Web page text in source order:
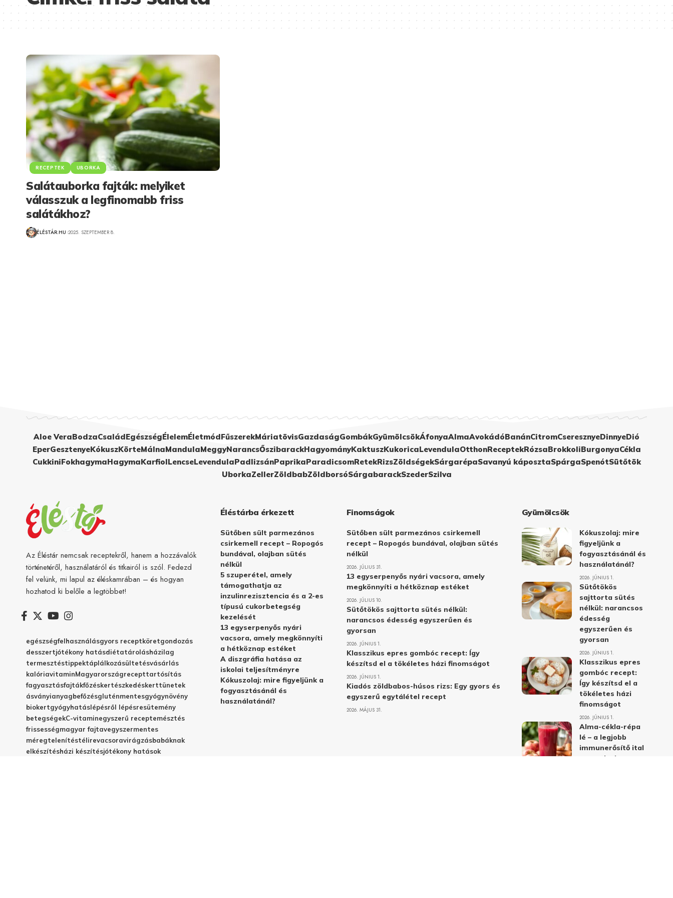
RECEPTEK UBORKA
Salátauborka fajták: melyiket
válasszuk a legfinomabb friss
salátákhoz?
ÉLÉSTÁR.HU 2025. SZEPTEMBER 8.
Aloe VeraBodzaCsaládEgészségÉlelemÉletmódFűszerekMáriatövisGazdaságGombákGyümölcsökÁfonyaAlmaAvokádóBanánCitromCseresznyeDinnyeDió
EperGesztenyeKókuszKörteMálnaMandulaMeggyNarancsŐszibarackHagyományKaktuszKukoricaLevendulaOtthonReceptekRózsaBrokkoliBurgonyaCékla
CukkiniFokhagymaHagymaKarfiolLencseLevendulaPadlizsánPaprikaParadicsomRetekRizsZöldségekSárgarépaSavanyú káposztaSpárgaSpenótSütőtök
UborkaZellerZöldbabZöldborsóSárgabarackSzederSzilva
Az Éléstár nemcsak receptekről, hanem a hozzávalók
történetéről, használatáról és titkairól is szól. Fedezd
fel velünk, mi lapul az éléskamrában – és hogyan
hozhatod ki belőle a legtöbbet!
egészségfelhasználásgyors receptköretgondozás
desszertjótékony hatásdiétatárolásházilag
termesztéstippektáplálkozásültetésvásárlás
kalóriavitaminMagyarországrecepttartósítás
fagyasztásfajtákfőzéskertészkedéskerttünetek
ásványianyagbefőzésgluténmentesgyógynövény
biokertgyógyhatáslépésről lépésresütemény
betegségekC-vitaminegyszerű receptemésztés
frissességmagyar fajtavegyszermentes
méregtelenítéstélirevacsoravirágzásbabáknak
elkészítésházi készítésjótékony hatások
Éléstárba érkezett
Sütőben sült parmezános
csirkemell recept – Ropogós
bundával, olajban sütés
nélkül
5 szuperétel, amely
támogathatja az
inzulinrezisztencia és a 2-es
típusú cukorbetegség
kezelését
13 egyserpenyős nyári
vacsora, amely megkönnyíti
a hétköznap estéket
A diszgráfia hatása az
iskolai teljesítményre
Kókuszolaj: mire figyeljünk a
fogyasztásánál és
használatánál?
Finomságok
Sütőben sült parmezános csirkemell
recept – Ropogós bundával, olajban sütés
nélkül
2026. JÚLIUS 31.
13 egyserpenyős nyári vacsora, amely
megkönnyíti a hétköznap estéket
2026. JÚLIUS 10.
Sütőtökös sajttorta sütés nélkül:
narancsos édesség egyszerűen és
gyorsan
2026. JÚNIUS 1.
Klasszikus epres gombóc recept: Így
készítsd el a tökéletes házi finomságot
2026. JÚNIUS 1.
Kiadós zöldbabos-húsos rizs: Egy gyors és
egyszerű egytálétel recept
2026. MÁJUS 31.
Gyümölcsök
Kókuszolaj: mire
figyeljünk a
fogyasztásánál és
használatánál?
2026. JÚNIUS 1.
Sütőtökös
sajttorta sütés
nélkül: narancsos
édesség
egyszerűen és
gyorsan
2026. JÚNIUS 1.
Klasszikus epres
gombóc recept:
Így készítsd el a
tökéletes házi
finomságot
2026. JÚNIUS 1.
Alma-cékla-répa
lé – a legjobb
immunerősítő ital
receptje és